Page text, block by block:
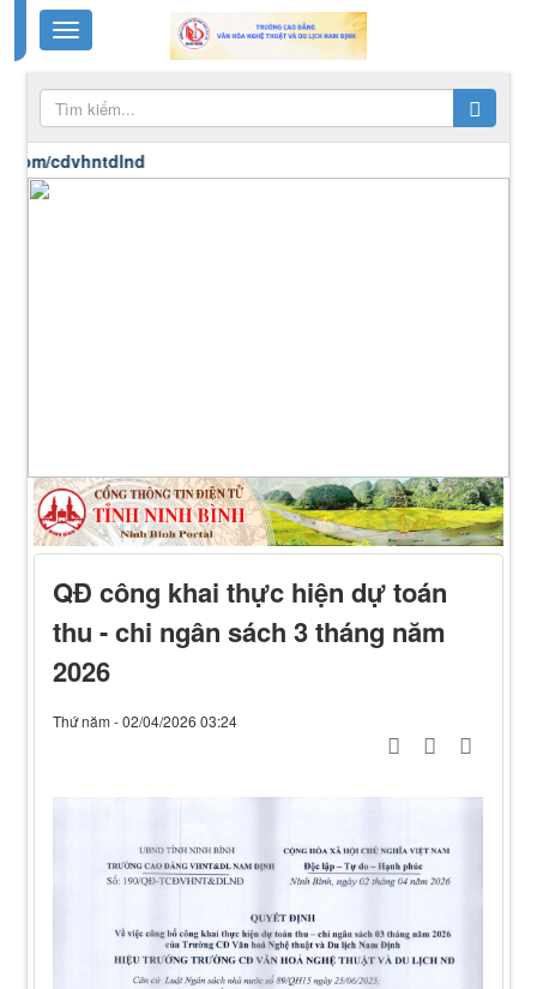
QĐ công khai thực hiện dự toán
thu - chi ngân sách 3 tháng năm
2026
Thứ năm - 02/04/2026 03:24